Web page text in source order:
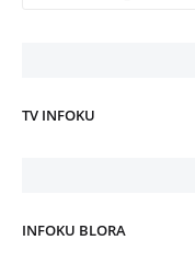
TV INFOKU
INFOKU BLORA